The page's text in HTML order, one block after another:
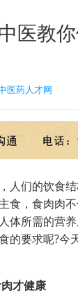
医教
医药人才网
们的饮食结
食，食肉肉
体所需的营
的要求呢?今
才健康